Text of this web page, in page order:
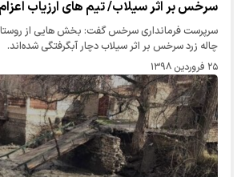
سرخس بر اثر سیلاب/ تیم های ارزیاب
سرپرست فرمانداری سرخس گفت: بخش هایی از
چاله زرد سرخس بر اثر سیلاب دچار آبگرفتگی شده‌اند.
۲۵ فروردین ۱۳۹۸